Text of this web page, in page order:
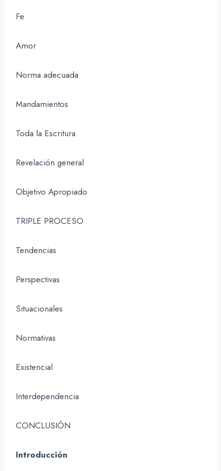
Fe
Amor
Norma adecuada
Mandamientos
Toda la Escritura
Revelación general
Objetivo Apropiado
TRIPLE PROCESO
Tendencias
Perspectivas
Situacionales
Normativas
Existencial
Interdependencia
CONCLUSIÓN
Introducción